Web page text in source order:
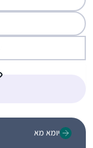
יומא מא